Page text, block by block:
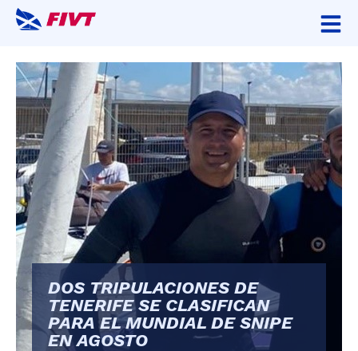
DOS TRIPULACIONES DE
TENERIFE SE CLASIFICAN
PARA EL MUNDIAL DE SNIPE
EN AGOSTO